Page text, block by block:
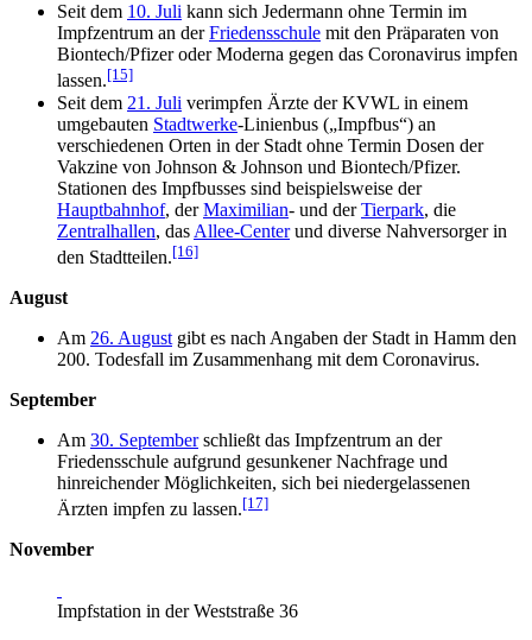
Seit dem 10. Juli kann sich Jedermann ohne Termin im
Impfzentrum an derFriedensschule mit den Präparaten von
Biontech/Pfizer oder Moderna gegen das Coronavirus impfen
lassen.[15]
Seit dem 21. Juli verimpfen Ärzte der KVWL in einem
umgebauten Stadtwerke-Linienbus („Impfbus“) an
verschiedenen Orten in der Stadt ohne Termin Dosen der
Vakzine von Johnson & Johnson und Biontech/Pfizer.
Stationen des Impfbusses sind beispielsweise der
Hauptbahnhof, derMaximilian- und derTierpark, die
Zentralhallen, das Allee-Centerund diverse Nahversorger in
den Stadtteilen.[16]
August
Am 26. August gibt es nach Angaben der Stadt in Hamm den
200. Todesfall im Zusammenhang mit dem Coronavirus.
September
Am 30. Septemberschließt das Impfzentrum an der
Friedensschule aufgrund gesunkener Nachfrage und
hinreichender Möglichkeiten, sich bei niedergelassenen
Ärzten impfen zu lassen.[17]
November
Impfstation in der Weststraße 36